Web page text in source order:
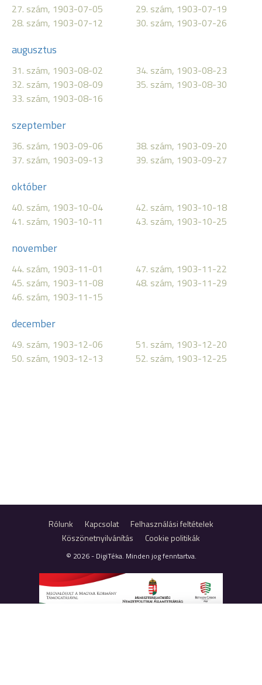
27. szám, 1903-07-05
28. szám, 1903-07-12
29. szám, 1903-07-19
30. szám, 1903-07-26
augusztus
31. szám, 1903-08-02
32. szám, 1903-08-09
33. szám, 1903-08-16
34. szám, 1903-08-23
35. szám, 1903-08-30
szeptember
36. szám, 1903-09-06
37. szám, 1903-09-13
38. szám, 1903-09-20
39. szám, 1903-09-27
október
40. szám, 1903-10-04
41. szám, 1903-10-11
42. szám, 1903-10-18
43. szám, 1903-10-25
november
44. szám, 1903-11-01
45. szám, 1903-11-08
46. szám, 1903-11-15
47. szám, 1903-11-22
48. szám, 1903-11-29
december
49. szám, 1903-12-06
50. szám, 1903-12-13
51. szám, 1903-12-20
52. szám, 1903-12-25
Rólunk Kapcsolat
Felhasználási feltételek
Köszönetnyilvánítás
Cookie politikák
© 2026 - DigiTéka. Minden jog fenntartva.